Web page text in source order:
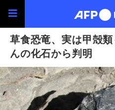
草食恐竜、実は甲殻
んの化石から判明